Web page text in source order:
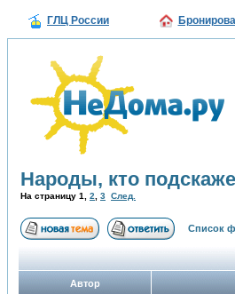
ГЛЦ России
Народы, кто
На страницу 1 2 3 След.
Список
Автор